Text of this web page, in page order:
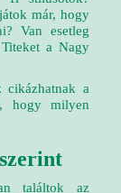
már, hogy
Van esetleg
a Nagy
cikázhatnak a
hogy milyen
találtok az